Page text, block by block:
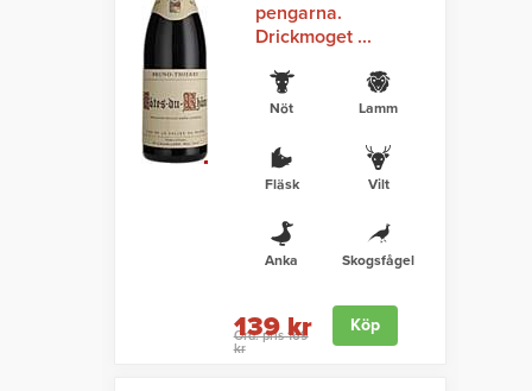
pengarna.
Drickmoget ...
Nöt Lamm
Fläsk Vilt
Anka Skogsfågel
Ord. pris 169
kr
139 kr Köp